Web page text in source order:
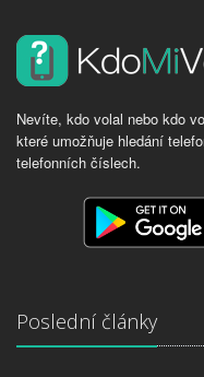
Nevíte, kdo volal nebo kdo
které umožňuje hledání
telefonních číslech.
Poslední články